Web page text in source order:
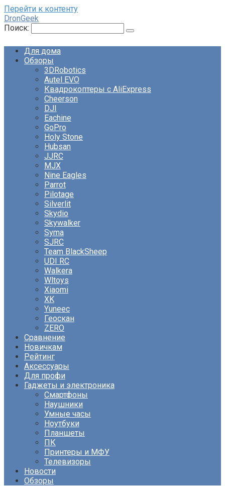
Перейти к контенту
DronGeek
Поиск:
Для дома
Обзоры
3DRobotics
Autel EVO
Квадрокоптеры с AliExpress
Cheerson
DJI
Eachine
GoPro
Holy Stone
Hubsan
JJRC
MJX
Nine Eagles
Parrot
Pilotage
Silverlit
Skydio
Skywalker
Syma
SJRC
Team BlackSheep
UDI RC
Walkera
Wltoys
Xiaomi
XK
Yuneec
Геоскан
ZERO
Сравнение
Новичкам
Рейтинг
Аксессуары
Для профи
Гаджеты и электроника
Смартфоны
Наушники
Умные часы
Ноутбуки
Планшеты
ПК
Принтеры и МФУ
Телевизоры
Новости
Обзоры